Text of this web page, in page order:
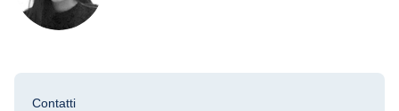
Contatti